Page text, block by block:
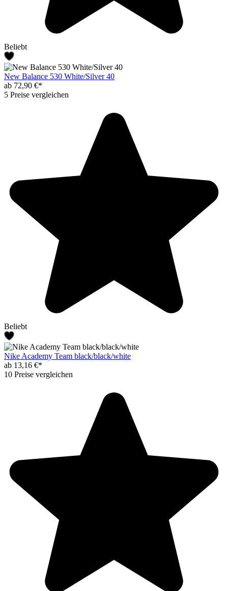
Beliebt
New Balance 530 White/Silver 40
ab 72,90 €*
5 Preise vergleichen
Beliebt
Nike Academy Team black/black/white
ab 13,16 €*
10 Preise vergleichen